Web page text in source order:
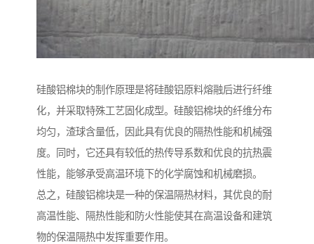
硅酸铝棉块的制作原理是将硅酸铝原料熔融后进行纤维
化，并采取特殊工艺固化成型。硅酸铝棉块的纤维分布
均匀，渣球含量低，因此具有优良的隔热性能和机械强
度。同时，它还具有较低的热传导系数和优良的抗热震
性能，能够承受高温环境下的化学腐蚀和机械磨损。
总之，硅酸铝棉块是一种的保温隔热材料，其优良的耐
高温性能、隔热性能和防火性能使其在高温设备和建筑
物的保温隔热中发挥重要作用。